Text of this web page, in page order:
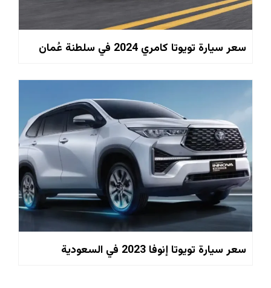
سعر سيارة تويوتا كامري 2024 في سلطنة عُمان
سعر سيارة تويوتا إنوفا 2023 في السعودية